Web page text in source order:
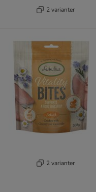
2 varianter
2 varianter